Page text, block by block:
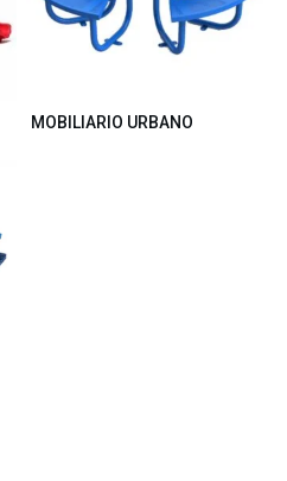
MOBILIARIO URBANO